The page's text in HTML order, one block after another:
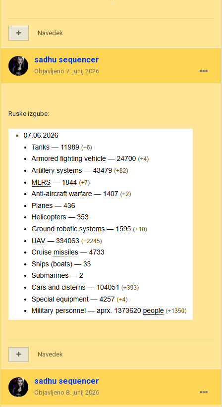
Navedek
sadhu sequencer
Objavljeno 7. junij 2026
Ruske izgube:
Navedek
sadhu sequencer
Objavljeno 8. junij 2026